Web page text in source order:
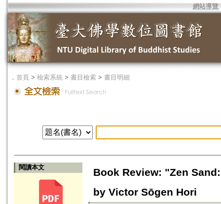
網站導覽
． 首頁 > 檢索系統 > 書目檢索 > 書目明細
閱讀本文
Book Review: "Zen
by Victor Sōgen Hori